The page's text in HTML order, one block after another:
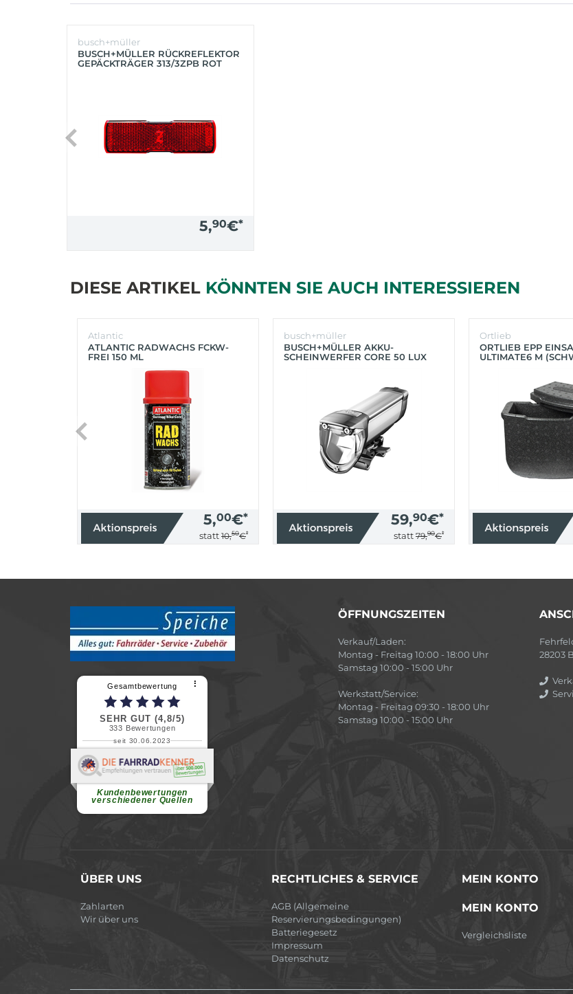
busch+müller
BUSCH+MÜLLER RÜCKREFLEKTOR
GEPÄCKTRÄGER 313/3ZPB ROT
5,90€*
DIESE ARTIKEL KÖNNTEN SIE AUCH INTERESSIEREN
Atlantic
ATLANTIC RADWACHS FCKW-
FREI 150 ML
5,00€*
statt 10,50€*
busch+müller
BUSCH+MÜLLER AKKU-
SCHEINWERFER CORE 50 LUX
59,90€*
statt 79,90€*
Ortlieb
ORTLIEB EPP
ULTIMATE6 M
Gesamtbewertung ⠇
SEHR GUT (4,8/5)
333 Bewertungen
seit 30.06.2023
Kundenbewertungen
verschiedener Quellen
Renate H.
Vielen Dank für ein herzliches
ÖFFNUNGSZEITEN
Verkauf/Laden:
Montag - Freitag 10:00 - 18:00 Uhr
Samstag 10:00 - 15:00 Uhr
Werkstatt/Service:
Montag - Freitag 09:30 - 18:00 Uhr
Samstag 10:00 - 15:00 Uhr
28203
ÜBER UNS
Zahlarten
Wir über uns
RECHTLICHES & SERVICE
AGB (Allgemeine
Reservierungsbedingungen)
Batteriegesetz
Impressum
Datenschutz
MEIN KONTO
MEIN KONTO
Vergleichsliste